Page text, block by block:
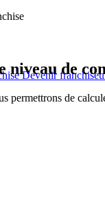
Devenir
niveau de
permettrons de